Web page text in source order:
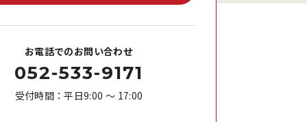
お電話でのお問い合わせ
052-533-9171
受付時間：平日9:00 ～ 17:00